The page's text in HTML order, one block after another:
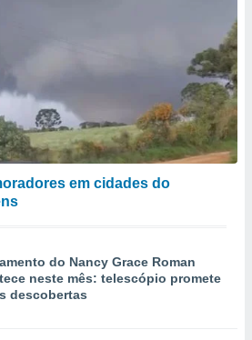
em cidades do
do Nancy Grace Roman
neste mês: telescópio promete
descobertas